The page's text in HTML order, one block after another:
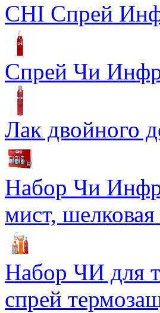
CHI Спрей
Спрей Чи
Лак двойного
Набор Чи
мист,
Набор ЧИ для
спрей